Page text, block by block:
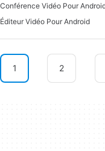
Conférence Vidéo Pour
Éditeur Vidéo Pour Android
1 2